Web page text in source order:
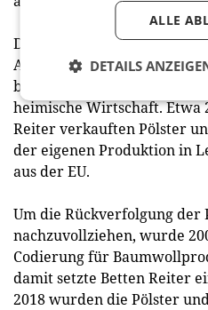
Durch den Betrieb werden
Arbeitsplätze gesichert,
bleibt in der Region um
heimische Wirtschaft. Etwa
Reiter verkauften Pölster
der eigenen Produktion in
aus der EU.
Um die Rückverfolgung der
nachzuvollziehen, wurde
Codierung für
damit setzte Betten Reiter
2018 wurden die Pölster
ALLE
DETAILS